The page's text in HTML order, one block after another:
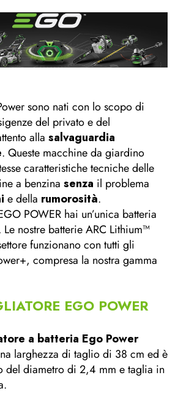
sono nati con lo scopo di
del privato e del
alla salvaguardia
. Queste macchine da giardino
caratteristiche tecniche delle
a benzina senza il problema
e della rumorosità.
POWER hai un’unica batteria
nostre batterie ARC Lithium™
funzionano con tutti gli
compresa la nostra gamma
EGO POWER
a batteria Ego Power
larghezza di taglio di 38 cm ed è
del diametro di 2,4 mm e taglia in